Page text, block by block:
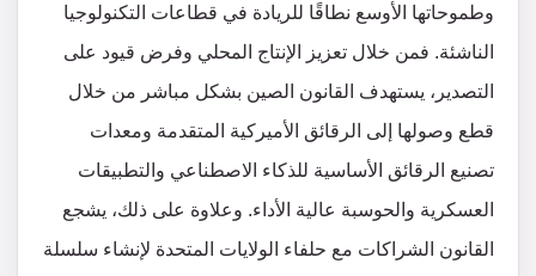
وطموحاتها الأوسع نطاقًا للريادة في قطاعات التكنولوجيا
الناشئة. فمن خلال تعزيز الإنتاج المحلي وفرض قيود على
التصدير، يستهدف القانون الصين بشكل مباشر من خلال
قطع وصولها إلى الرقائق الأميركية المتقدمة ومعدات
تصنيع الرقائق الأساسية للذكاء الاصطناعي والتطبيقات
العسكرية والحوسبة عالية الأداء. وعلاوة على ذلك، يشجع
القانون الشراكات مع حلفاء الولايات المتحدة لإنشاء سلسلة